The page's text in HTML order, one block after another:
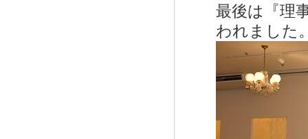
最後は『理
われました